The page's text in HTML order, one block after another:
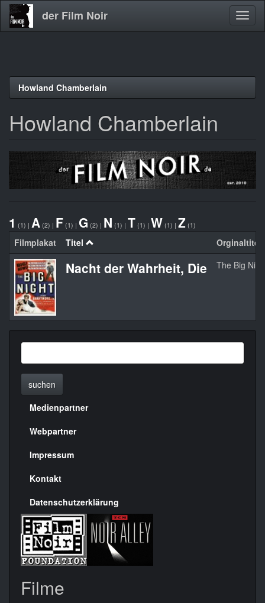
Direkt
der Film Noir
Howland Chamberlain
Howland Chamberlain
1 (1) | A (2) | F (1) | G (2) | N (1) | T (1) | W (1) | Z (1)
Filmplakat Titel Orginaltitel
Nacht der Wahrheit, Die The Big
suchen
Menülinks
rechte
Seite
Medienpartner
Webpartner
Impressum
Kontakt
Datenschutzerklärung
Filme